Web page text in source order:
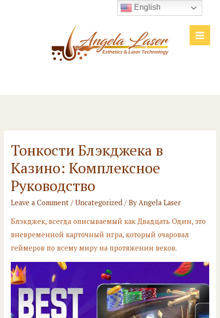
Main
Тонкости Блэкджека в
Казино: Комплексное
Руководство
Leave a Comment /Uncategorized / ByAngela Laser
Блэкджек, всегда описываемый как Двадцать Один, это
вневременной карточный игра, который очаровал
геймеров по всему миру на протяжении веков.
English